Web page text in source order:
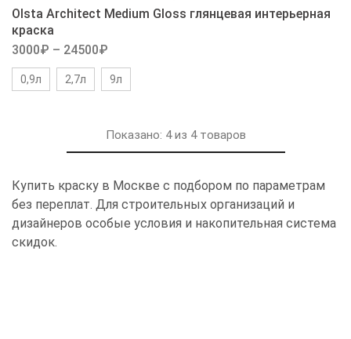
Olsta Architect Medium Gloss глянцевая интерьерная
краска
3000₽ – 24500₽
0,9л 2,7л 9л
Показано: 4из 4 товаров
Купить краску в Москве с подбором по параметрам
без переплат. Для строительных организаций и
дизайнеров особые условия и накопительная система
скидок.